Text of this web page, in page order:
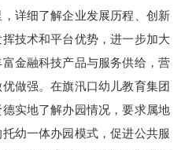
详细了解企业发展历程、创新
技术和平台优势，进一步加大
金融科技产品与服务供给，营
做强。在旗汛口幼儿教育集团
实地了解办园情况，要求属地
幼一体办园模式，促进公共服